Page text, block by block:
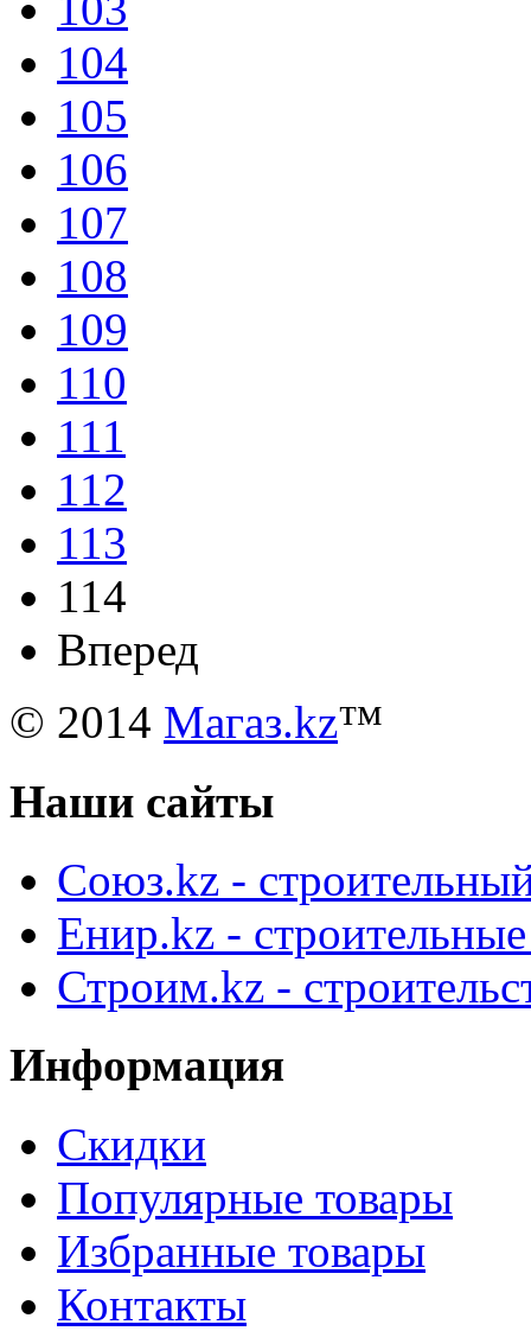
104
105
106
107
108
109
110
111
112
113
114
Вперед
© 2014 Магаз.kz™
Наши сайты
Союз.kz -
Енир.kz -
Строим.kz -
Информация
Скидки
Популярные товары
Избранные товары
Контакты